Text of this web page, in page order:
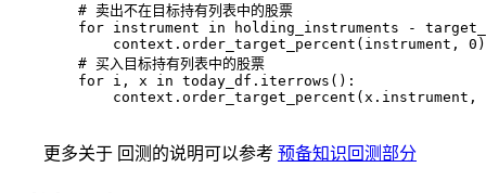
    # 卖出不在目标持有列表中的股票
for instrument in holding_instruments -
        context.order_target_percent(instrument, 0)
    # 买入目标持有列表中的股票
    for i, x in today_df.iterrows():
更多关于 回测的说明可以参考 预备知识回测部分